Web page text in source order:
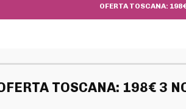
OFERTA TOSCANA:
TOSCANA: 198€ 3